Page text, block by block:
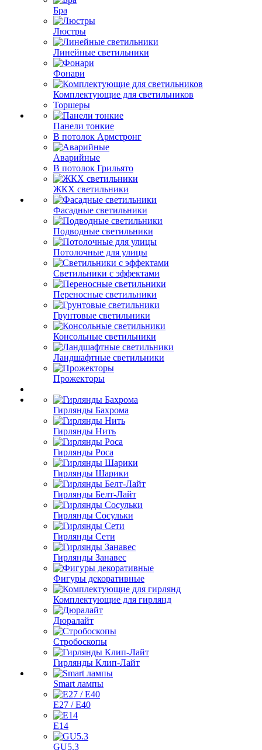
Бра
Люстры
Линейные светильники
Фонари
Комплектующие для светильников
Торшеры
Панели тонкие
В потолок Армстронг
Аварийные
В потолок Грильято
ЖКХ светильники
Фасадные светильники
Подводные светильники
Потолочные для улицы
Светильники с эффектами
Переносные светильники
Грунтовые светильники
Консольные светильники
Ландшафтные светильники
Прожекторы
Гирлянды Бахрома
Гирлянды Нить
Гирлянды Роса
Гирлянды Шарики
Гирлянды Белт-Лайт
Гирлянды Сосульки
Гирлянды Сети
Гирлянды Занавес
Фигуры декоративные
Комплектующие для гирлянд
Дюралайт
Стробоскопы
Гирлянды Клип-Лайт
Smart лампы
E27 / E40
E14
GU5.3